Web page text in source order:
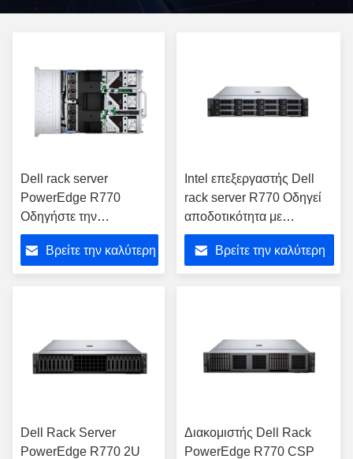
Dell rack server
PowerEdge R770
Οδηγήστε την
αποδοτικότητα στο
κέντρο δεδομένων σας
μέσω μέγιστης
Βρείτε την καλύτερη
Intel επεξεργαστής Dell
rack server R770 Οδηγεί
αποδοτικότητα με
βελτιστοποιημένη ισχύ στο
κέντρο δεδομένων
Βρείτε την καλύτερη
Dell Rack Server
PowerEdge R770 2U
Διακομιστής Dell Rack
PowerEdge R770 CSP